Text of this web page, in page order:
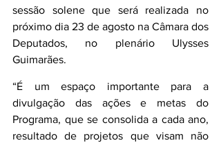
sessão solene que será realizada no
próximo dia 23 de agosto na Câmara dos
Deputados, no plenário Ulysses
Guimarães.
“É um espaço importante para a
divulgação das ações e metas do
Programa, que se consolida a cada ano,
resultado de projetos que visam não